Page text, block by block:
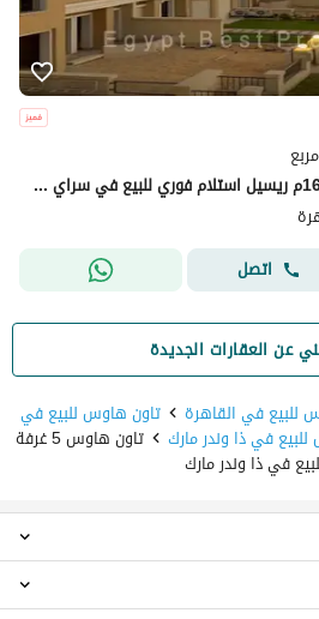
أقل سعر تاون هاوس كورنر 160م ريسيل استلام فوري للبيع في سراي مستقبل سيتي Sarai Resale
اتصل
عن العقارات الجديدة
للبيع في القاهرة تاون هاوس للبيع في
في ذا وندر مارك تاون هاوس 5 غرفة
في ذا وندر مارك